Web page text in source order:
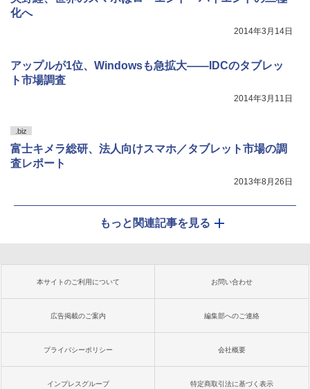
化へ
2014年3月14日
アップルが1位、Windowsも急拡大――IDCのタブレッ
ト市場調査
2014年3月11日
.biz
富士キメラ総研、法人向けスマホ／タブレット市場の調
査レポート
2013年8月26日
もっと関連記事を見る
本サイトのご利用について お問い合わせ
広告掲載のご案内 編集部へのご連絡
プライバシーポリシー 会社概要
インプレスグループ 特定商取引法に基づく表示